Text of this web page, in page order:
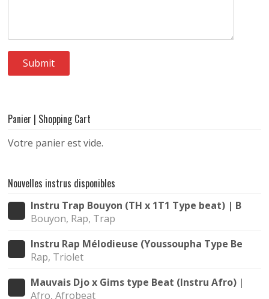
Panier | Shopping Cart
Votre panier est vide.
Nouvelles instrus disponibles
Instru Trap Bouyon (TH x 1T1 Type beat) |
Bouyon, Rap, Trap
Instru Rap Mélodieuse (Youssoupha Type Beat) |
Rap, Triolet
Mauvais Djo x Gims type Beat (Instru Afro) |
Afro, Afrobeat